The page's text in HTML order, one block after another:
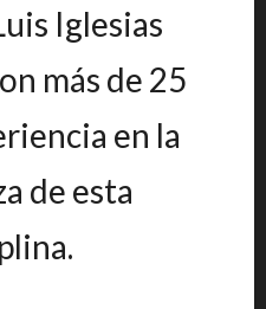
Iglesias
más de 25
en la
de esta